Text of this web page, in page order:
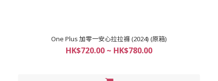
One Plus 加零一安心拉拉褲 (2024) (原箱)
HK$720.00 ~ HK$780.00